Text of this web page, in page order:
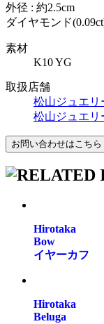
外径 : 約2.5cm
ダイヤモンド
素材
K10 YG
取扱店舗
松山ジュエリ
松山ジュエリ
Hirotaka
Bow
イヤーカフ
Hirotaka
Beluga